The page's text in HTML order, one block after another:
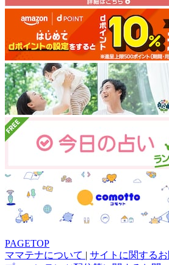
PAGETOP
ママテナについて | サイトに関する